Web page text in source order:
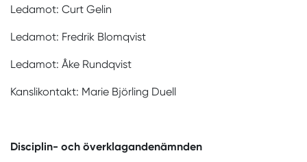
Ledamot: Curt Gelin
Ledamot: Fredrik Blomqvist
Ledamot: Åke Rundqvist
Kanslikontakt: Marie Björling Duell
Disciplin- och överklagandenämnden